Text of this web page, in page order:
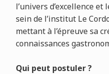
l’univers d’excellence
sein de l’institut Le
mettant à l’épreuve sa
connaissances
Qui peut postuler ?